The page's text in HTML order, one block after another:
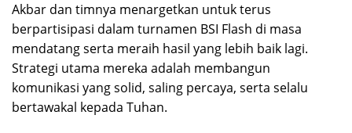
Akbar dan timnya menargetkan untuk terus
berpartisipasi dalam turnamen BSI Flash di masa
mendatang serta meraih hasil yang lebih baik lagi.
Strategi utama mereka adalah membangun
komunikasi yang solid, saling percaya, serta selalu
bertawakal kepada Tuhan.